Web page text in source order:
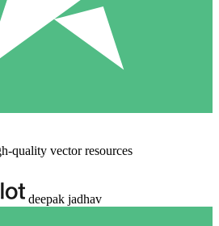
quality vector resources
deepak jadhav